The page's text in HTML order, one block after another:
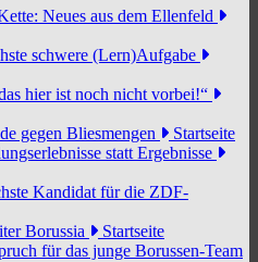
Neues aus dem Ellenfeld
schwere (Lern)Aufgabe
hier ist noch nicht vorbei!“
gegen Bliesmengen
Startseite
statt Ergebnisse
Kandidat für die ZDF-
Borussia
Startseite
für das junge Borussen-Team